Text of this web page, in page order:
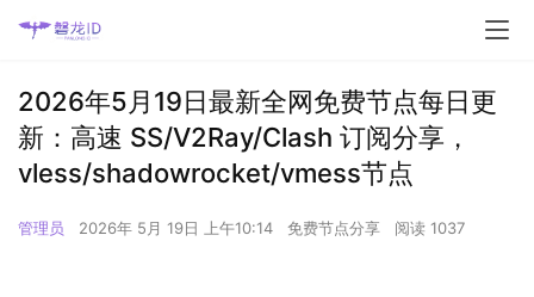
2026年5月19日最新全网免费节点每日更
新：高速 SS/V2Ray/Clash 订阅分享，
vless/shadowrocket/vmess节点
管理员 2026年 5月 19日 上午10:14 免费节点分享 阅读 1037